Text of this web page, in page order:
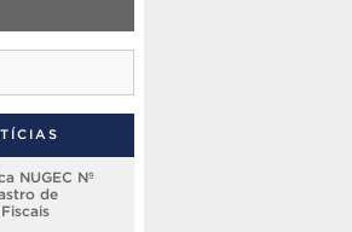
NUGEC Nº
de